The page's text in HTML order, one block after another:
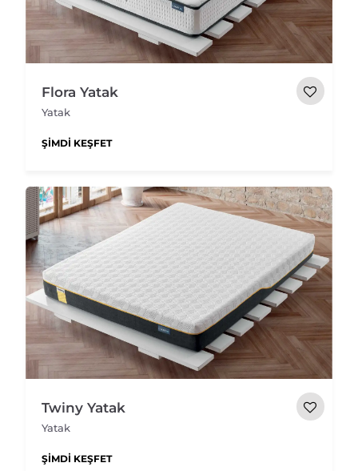
Flora Yatak
Yatak
ŞIMDI KEŞFET
Twiny Yatak
Yatak
ŞIMDI KEŞFET